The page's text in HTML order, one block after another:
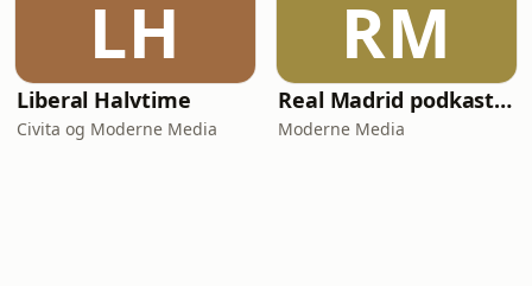
LH
Liberal Halvtime
Civita og Moderne Media
RM
Real Madrid podkasten uten navn
Moderne Media